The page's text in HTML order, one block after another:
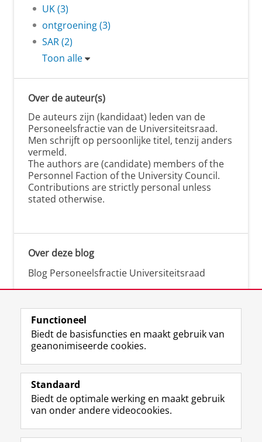
UK (3)
ontgroening (3)
SAR (2)
Toon alle
Over de auteur(s)
De auteurs zijn (kandidaat) leden van de
Personeelsfractie van de Universiteitsraad.
Men schrijft op persoonlijke titel, tenzij anders
vermeld.
The authors are (candidate) members of the
Personnel Faction of the University Council.
Contributions are strictly personal unless
stated otherwise.
Over deze blog
Blog Personeelsfractie Universiteitsraad
Volg de RUG
F
a
e
b
o
L
i
k
e
I
R
S
-
f
e
I
n
t
r
Y
o
T
e
Studiekiezers
Functioneel
Biedt de basisfuncties en maakt gebruik van
geanonimiseerde cookies.
Standaard
Biedt de optimale werking en maakt gebruik
van onder andere videocookies.